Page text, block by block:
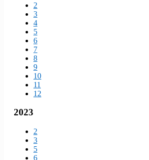
2
3
4
5
6
7
8
9
10
11
12
2023
2
3
5
6